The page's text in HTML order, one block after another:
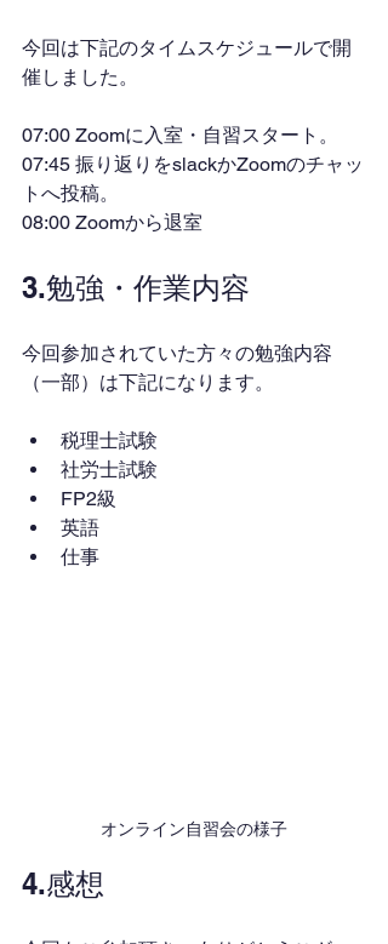
今回は下記のタイムスケジュールで開
催しました。
07:00 Zoomに入室・自習スタート。
07:45 振り返りをslackかZoomのチャッ
トへ投稿。
08:00 Zoomから退室
3.勉強・作業内容
今回参加されていた方々の勉強内容
（一部）は下記になります。
税理士試験
社労士試験
FP2級
英語
仕事
オンライン自習会の様子
4.感想